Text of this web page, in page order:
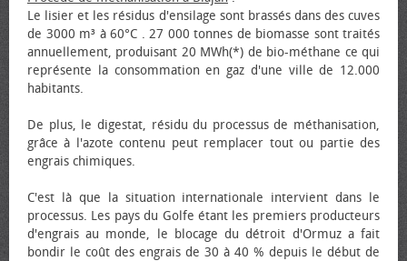
Le lisier et les résidus d'ensilage sont brassés dans des cuves
de 3000 m³ à 60°C . 27 000 tonnes de biomasse sont traités
annuellement, produisant 20 MWh(*) de bio-méthane ce qui
représente la consommation en gaz d'une ville de 12.000
habitants.
De plus, le digestat, résidu du processus de méthanisation,
grâce à l'azote contenu peut remplacer tout ou partie des
engrais chimiques.
C'est là que la situation internationale intervient dans le
processus. Les pays du Golfe étant les premiers producteurs
d'engrais au monde, le blocage du détroit d'Ormuz a fait
bondir le coût des engrais de 30 à 40 % depuis le début de